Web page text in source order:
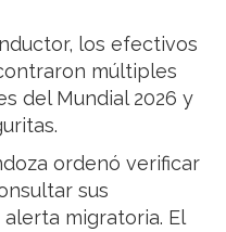
los efectivos
múltiples
del Mundial 2026 y
ordenó verificar
sus
migratoria. El